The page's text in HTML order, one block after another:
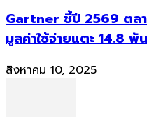
Gartner ชี้ปี 2569 ตลา
มูลค่าใช้จ่ายแตะ 14.8 พั
สิงหาคม 10, 2025